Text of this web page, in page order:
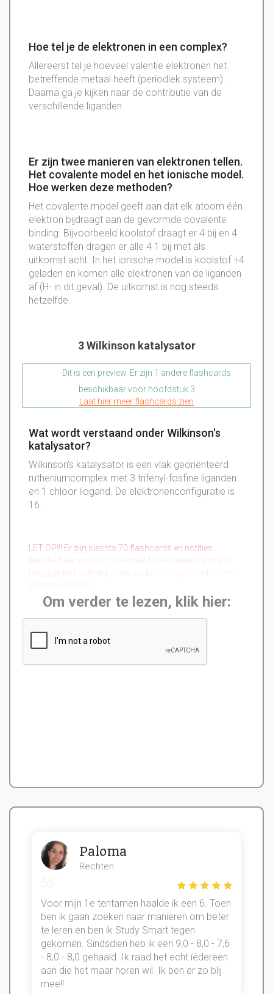
Hoe tel je de elektronen in een complex?
Allereerst tel je hoeveel valentie elektronen het
betreffende metaal heeft (periodiek systeem).
Daarna ga je kijken naar de contributie van de
verschillende liganden.
Er zijn twee manieren van elektronen tellen.
Het covalente model en het ionische model.
Hoe werken deze methoden?
Het covalente model geeft aan dat elk atoom één
elektron bijdraagt aan de gevormde covalente
binding. Bijvoorbeeld koolstof draagt er 4 bij en 4
waterstoffen dragen er alle 4 1 bij met als
uitkomst acht. In het ionische model is koolstof +4
geladen en komen alle elektronen van de liganden
af (H- in dit geval). De uitkomst is nog steeds
hetzelfde.
3 Wilkinson katalysator
Dit is een preview. Er zijn 1 andere flashcards
beschikbaar voor hoofdstuk 3
Laat hier meer flashcards zien
Wat wordt verstaand onder Wilkinson's
katalysator?
Wilkinson's katalysator is een vlak georiënteerd
rutheniumcomplex met 3 trifenyl-fosfine liganden
en 1 chloor liogand. De elektronenconfiguratie is
16.
LET OP!!! Er zijn slechts 70 flashcards en notities
beschikbaar voor dit materiaal. Deze samenvatting is
Om verder te lezen, klik hier:
Paloma
Rechten
Voor mijn 1e tentamen haalde ik een 6. Toen
ben ik gaan zoeken naar manieren om beter
te leren en ben ik Study Smart tegen
gekomen. Sindsdien heb ik een 9,0 - 8,0 - 7,6
- 8,0 - 8,0 gehaald. Ik raad het echt íédereen
aan die het maar horen wil. Ik ben er zo blij
mee!!